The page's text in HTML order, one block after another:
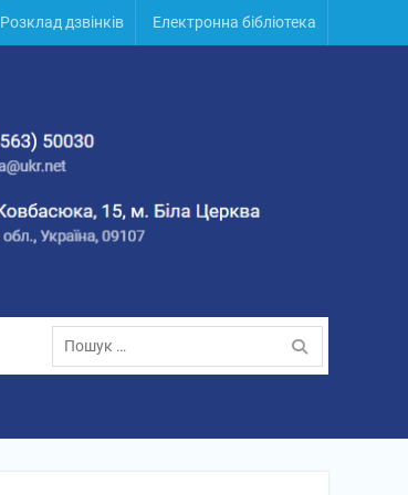
Розклад дзвінків Електронна бібліотека
Пошук: